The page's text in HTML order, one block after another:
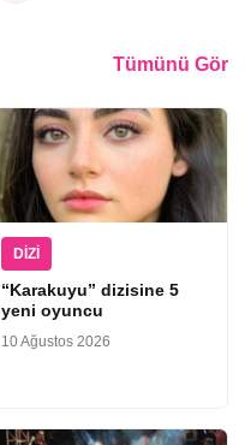
Tümünü Gör
DIZI
“Karakuyu” dizisine 5
yeni oyuncu
10 Ağustos 2026